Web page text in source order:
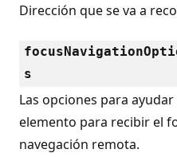
Dirección que se va a
s
Las opciones para
elemento para recibir el
navegación remota.